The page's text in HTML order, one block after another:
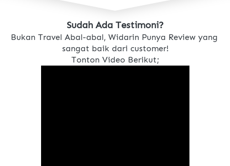
Sudah Ada Testimoni?
Bukan Travel Abal-abal, Widarin Punya Review yang
sangat baik dari customer!
Tonton Video Berikut;